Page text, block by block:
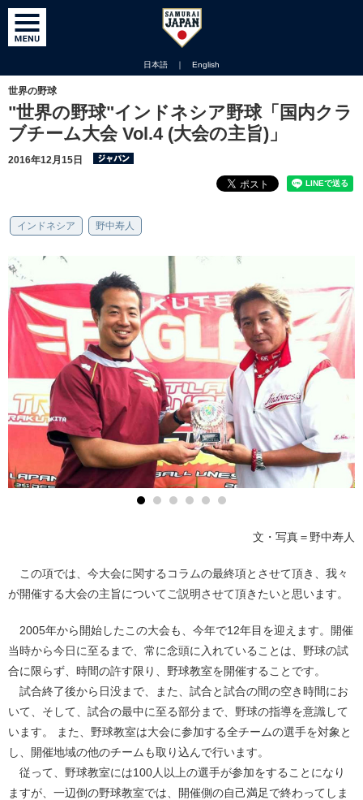
日本語 ｜ English
世界の野球
"世界の野球"インドネシア野球「国内クラ
ブチーム大会 Vol.4 (大会の主旨)」
2016年12月15日
インドネシア 野中寿人
文・写真＝野中寿人
この項では、今大会に関するコラムの最終項とさせて頂き、我々
が開催する大会の主旨についてご説明させて頂きたいと思います。
2005年から開始したこの大会も、今年で12年目を迎えます。開催
当時から今日に至るまで、常に念頭に入れていることは、野球の試
合に限らず、時間の許す限り、野球教室を開催することです。
試合終了後から日没まで、また、試合と試合の間の空き時間にお
いて、そして、試合の最中に至る部分まで、野球の指導を意識して
います。 また、野球教室は大会に参加する全チームの選手を対象と
し、開催地域の他のチームも取り込んで行います。
従って、野球教室には100人以上の選手が参加をすることになり
ますが、一辺倒の野球教室では、開催側の自己満足で終わってしま